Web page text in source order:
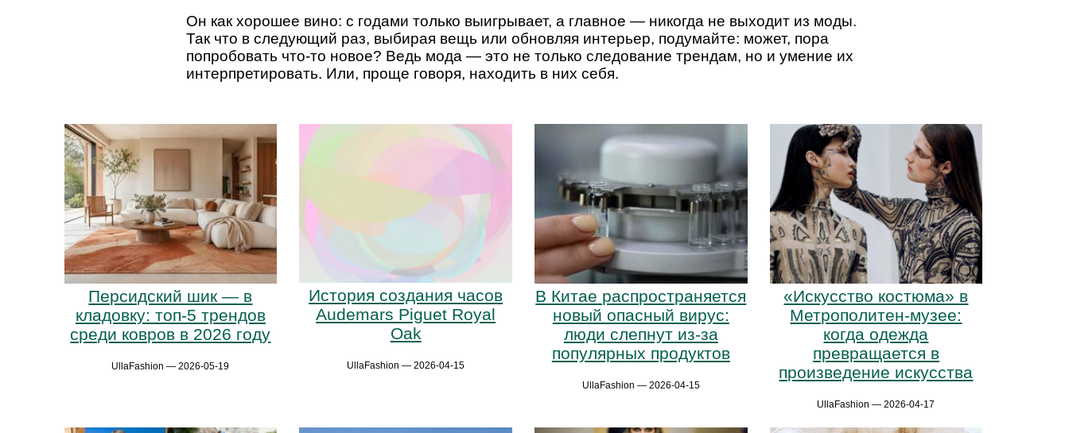
Он как хорошее вино: с годами только выигрывает, а главное — никогда не выходит из моды.
Так что в следующий раз, выбирая вещь или обновляя интерьер, подумайте: может, пора
попробовать что-то новое? Ведь мода — это не только следование трендам, но и умение их
интерпретировать. Или, проще говоря, находить в них себя.
Персидский шик — в
кладовку: топ-5 трендов
среди ковров в 2026 году
UllaFashion — 2026-05-19
История создания часов
Audemars Piguet Royal
Oak
UllaFashion — 2026-04-15
В Китае распространяется
новый опасный вирус:
люди слепнут из-за
популярных продуктов
UllaFashion — 2026-04-15
«Искусство костюма» в
Метрополитен-музее:
когда одежда
превращается в
произведение искусства
UllaFashion — 2026-04-17